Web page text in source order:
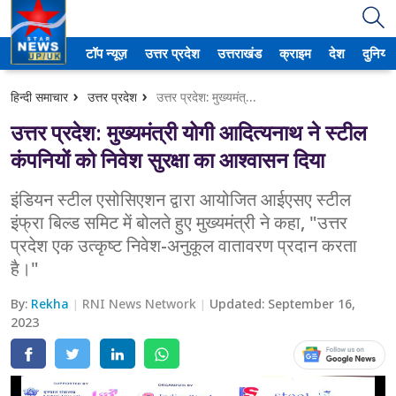
टॉप न्यूज़ उत्तर प्रदेश उत्तराखंड क्राइम देश दुनिया
हिन्दी समाचार उत्तर प्रदेश उत्तर प्रदेश: मुख्यमंत्री योगी आदित्यनाथ ने स्टील कंपनियों को निवेश सुरक्षा का आश्वासन दिया
उत्तर प्रदेश: मुख्यमंत्री योगी आदित्यनाथ ने स्टील
कंपनियों को निवेश सुरक्षा का आश्वासन दिया
इंडियन स्टील एसोसिएशन द्वारा आयोजित आईएसए स्टील
इंफ्रा बिल्ड समिट में बोलते हुए मुख्यमंत्री ने कहा, "उत्तर
प्रदेश एक उत्कृष्ट निवेश-अनुकूल वातावरण प्रदान करता
है।"
By: Rekha RNI News Network Updated: September 16,
2023
उत्तर प्रदेश
आगरा
कानपुर
प्रयागराज
मेरठ
लखनऊ
उत्तराखंड
अल्मोड़ा